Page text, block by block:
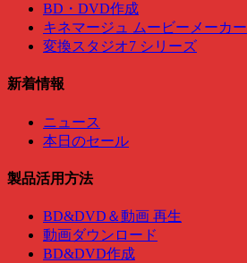
BD・DVD作成
キネマージュ ムービーメーカー
変換スタジオ7 シリーズ
新着情報
ニュース
本日のセール
製品活用方法
BD&DVD＆動画 再生
動画ダウンロード
BD&DVD作成